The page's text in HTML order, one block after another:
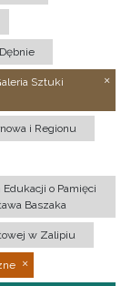
Sztuki
i Regionu
o Pamięci
Baszaka
w Zalipiu